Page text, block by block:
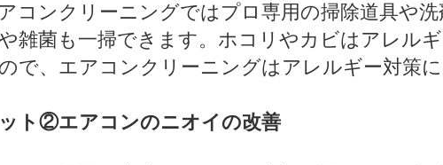
コンクリーニングではプロ専用の掃除道具や洗
雑菌も一掃できます。ホコリやカビはアレル
で、エアコンクリーニングはアレルギー対策
ト②エアコンのニオイの改善